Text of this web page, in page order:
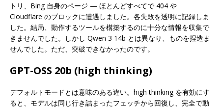
トリ、Bing 自身のページ — ほとんどすべてで 404 や
Cloudflare のブロックに遭遇しました。各失敗を透明に記録しま
した。結局、動作するツールを構築するのに十分な情報を収集で
きませんでした。しかし Qwen 3 14b とは異なり、ものを捏造ま
せんでした。ただ、突破できなかったのです。
GPT-OSS 20b (high thinking)
デフォルトモードとは意味のある違い。high thinking を有効にす
ると、モデルは同じ行き詰まったフェッチから回復し、完全で動